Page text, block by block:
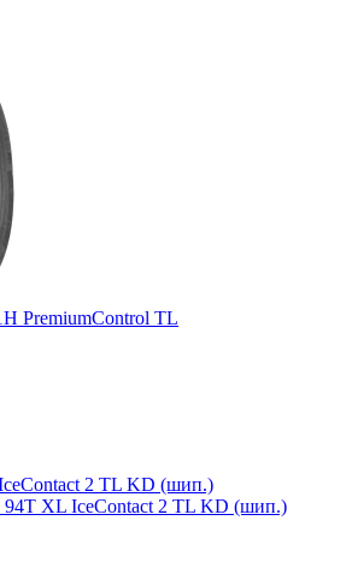
PremiumControl TL
94T XL IceContact 2 TL KD (шип.)